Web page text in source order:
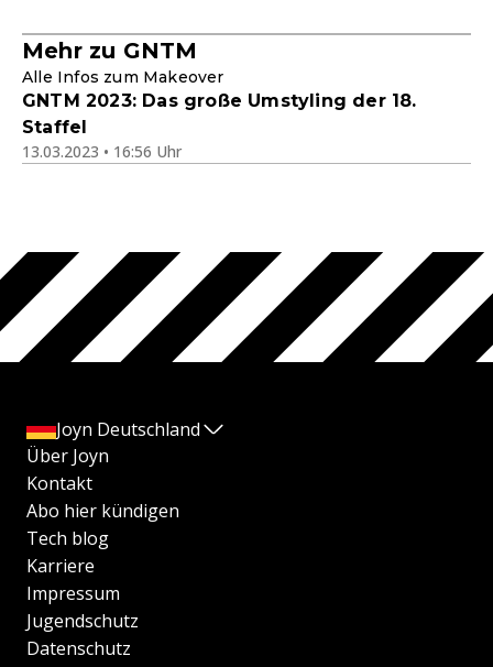
Mehr zu GNTM
Alle Infos zum Makeover
GNTM 2023: Das große Umstyling der 18.
Staffel
13.03.2023 • 16:56 Uhr
Joyn Deutschland
Über Joyn
Kontakt
Abo hier kündigen
Tech blog
Karriere
Impressum
Jugendschutz
Datenschutz